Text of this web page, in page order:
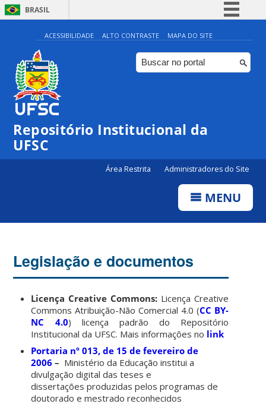
BRASIL
Simplifique!
Comunica BR
Participe
Canais
ACESSIBILIDADE ALTO CONTRASTE MAPA DO SITE
Repositório Institucional da
UFSC
Área Restrita Administradores do Site
MENU
Legislação e documentos
Licença Creative Commons: Licença Creative
Commons Atribuição-Não Comercial 4.0 (CC BY-
NC 4.0)
licença padrão do Repositório
Institucional da UFSC. Mais informações no link
Portaria nº 013, de 15 de fevereiro de
2006 – Ministério da Educação institui a
divulgação digital das teses e
dissertações produzidas pelos programas de
doutorado e mestrado reconhecidos